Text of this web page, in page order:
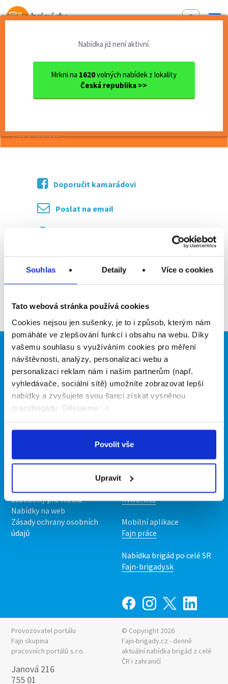
Souhlas Detaily Více o cookies
Tato webová stránka používá cookies
Cookies nejsou jen sušenky, je to i způsob, kterým nám
pomáháte ve zlepšování funkcí i obsahu na webu. Díky
vašemu souhlasu s využíváním cookies pro měření
návštěvnosti, analýzy, personalizaci webu a
personalizaci reklam nám i našim partnerům (např.
vyhledávače, sociální sítě) umožníte zobrazovat lepší
nabídky a zvyšujete svou šanci získat vysněnou
práci/brigádu. Děkujeme :-)
Povolit vše
Upravit
Od první brigády
Nabídka již není aktivní.
Mrkni na 1620volných nabídek z lokality
Česká republika >>
Moravskoslezský kraj
okres Nový Jičín
Nový Jičín
Roznos letáků – Nový Jičín
Roznos letáků – Nový Jičín
více o nabídce >>
Doporučit kamarádovi
Poslat na email
Brigádníci
Články
Hledané brigády
Firmy
Vložit inzerát
Ceník
Propagace
O portálu
O nás
Statistiky pro média
Nabídky na web
Zásady ochrany osobních
údajů
Naše další projekty
Fajn brigády
INwork.cz
Mobilní aplikace
Fajn práce
Nabídka brigád po celé SR
Fajn-brigady.sk
Provozovatel portálu
Fajn skupina
pracovních portálů s.r.o.
Janová 216
755 01
© Copyright 2026
Fajn-brigady.cz - denně
aktuální nabídka brigád z celé
ČR i zahraničí